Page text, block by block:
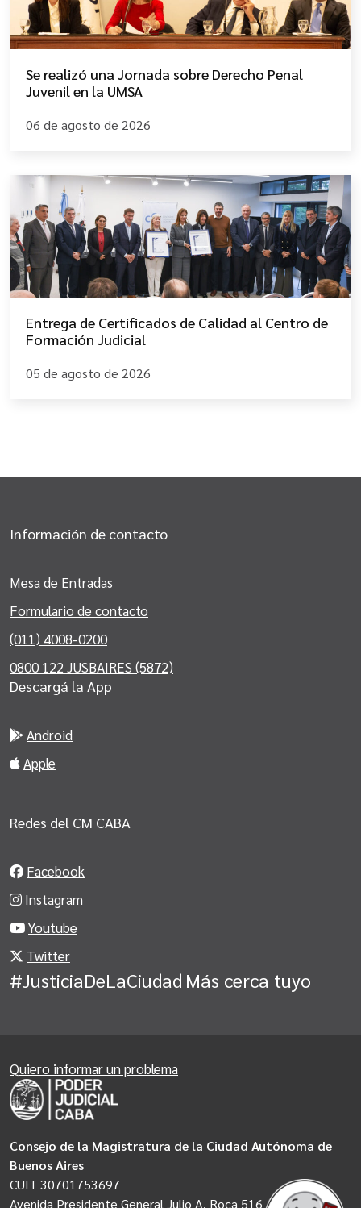
Se realizó una Jornada sobre Derecho Penal
Juvenil en la UMSA
06 de agosto de 2026
Entrega de Certificados de Calidad al Centro de
Formación Judicial
05 de agosto de 2026
Información de contacto
Mesa de Entradas
Formulario de contacto
(011) 4008-0200
0800 122 JUSBAIRES (5872)
Descargá la App
Android
Apple
Redes del CM CABA
Facebook
Instagram
Youtube
Twitter
#JusticiaDeLaCiudad Más cerca tuyo
Consejo de la Magistratura de la Ciudad Autónoma de
Buenos Aires
CUIT 30701753697
Avenida Presidente General Julio A. Roca 516
Quiero informar un problema